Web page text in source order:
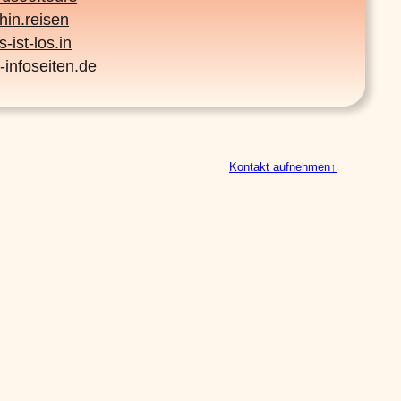
ist-los.in
infoseiten.de
Kontakt aufnehmen↑